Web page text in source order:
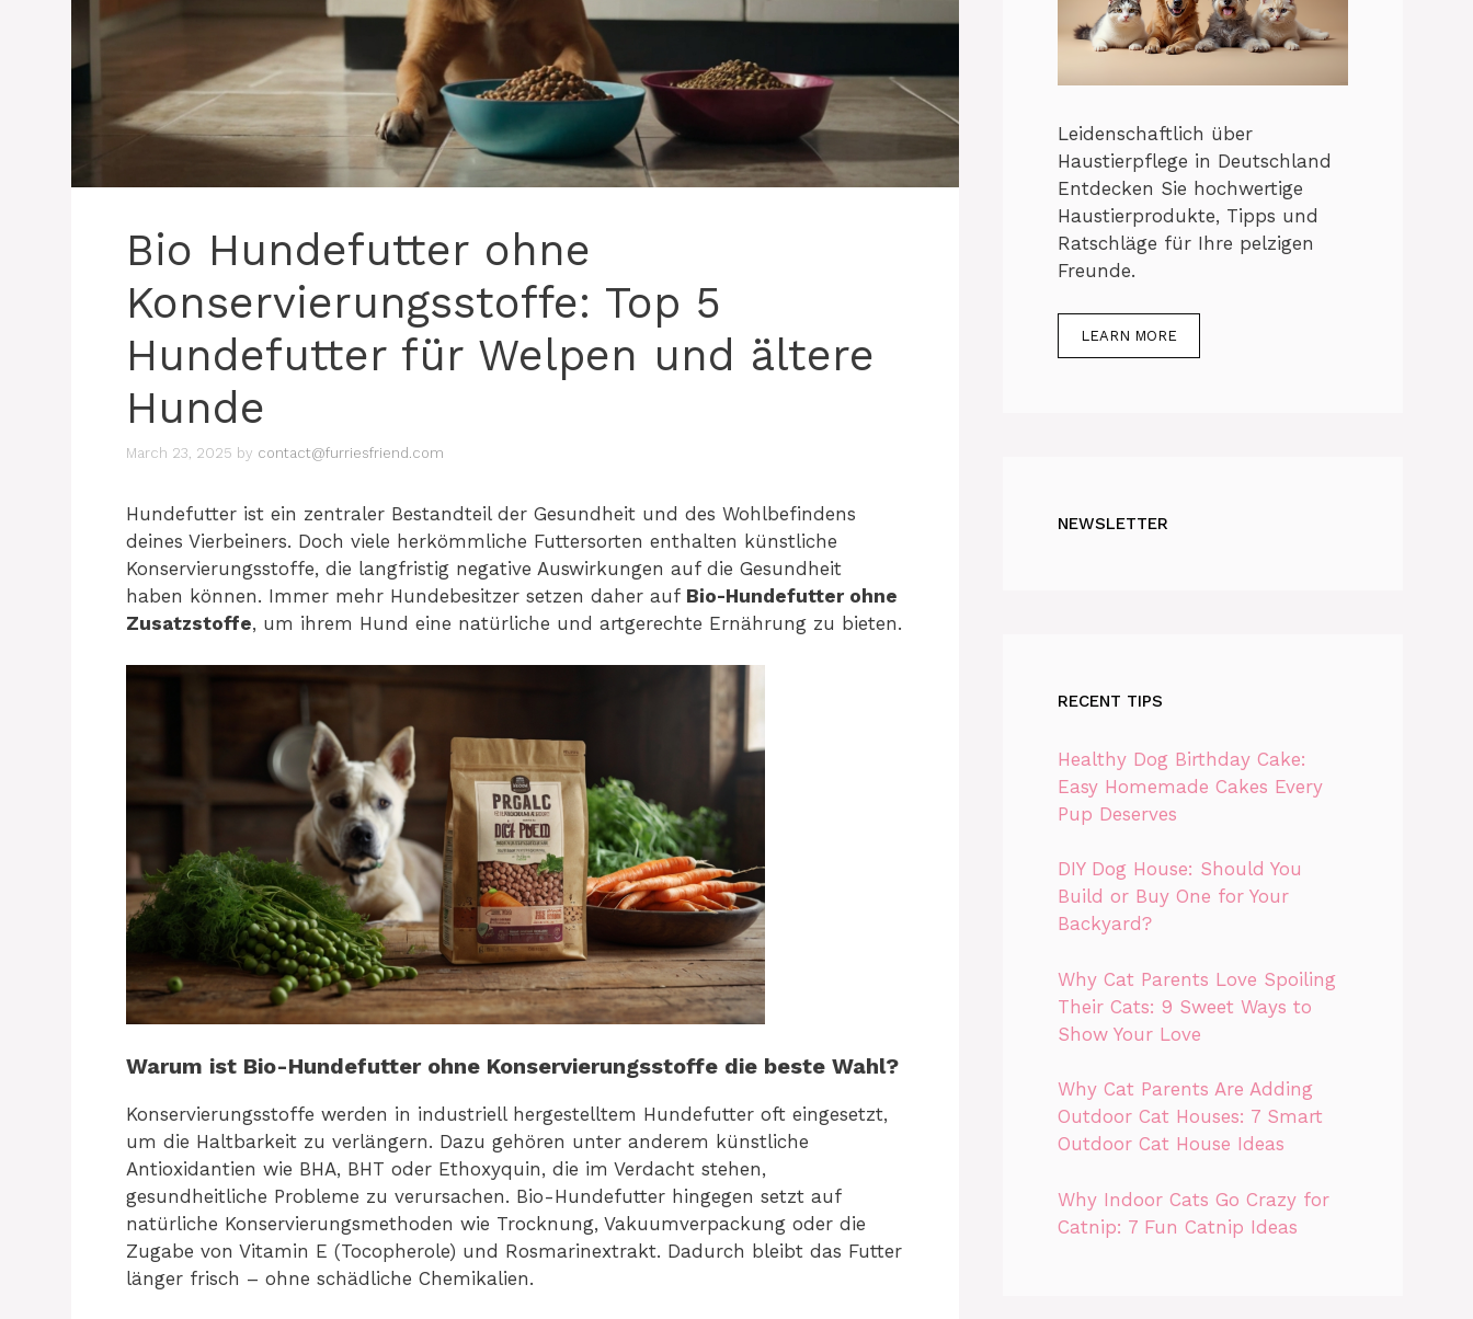
Bio Hundefutter ohne
Konservierungsstoffe: Top 5
Hundefutter für Welpen und ältere
Hunde
March 23, 2025 by contact@furriesfriend.com
Hundefutter ist ein zentraler Bestandteil der Gesundheit und des Wohlbefindens
deines Vierbeiners. Doch viele herkömmliche Futtersorten enthalten künstliche
Konservierungsstoffe, die langfristig negative Auswirkungen auf die Gesundheit
haben können. Immer mehr Hundebesitzer setzen daher auf Bio-Hundefutter ohne
Zusatzstoffe, um ihrem Hund eine natürliche und artgerechte Ernährung zu bieten.
Warum ist Bio-Hundefutter ohne Konservierungsstoffe die beste Wahl?
Konservierungsstoffe werden in industriell hergestelltem Hundefutter oft eingesetzt,
um die Haltbarkeit zu verlängern. Dazu gehören unter anderem künstliche
Antioxidantien wie BHA, BHT oder Ethoxyquin, die im Verdacht stehen,
gesundheitliche Probleme zu verursachen. Bio-Hundefutter hingegen setzt auf
natürliche Konservierungsmethoden wie Trocknung, Vakuumverpackung oder die
Zugabe von Vitamin E (Tocopherole) und Rosmarinextrakt. Dadurch bleibt das Futter
länger frisch – ohne schädliche Chemikalien.
Leidenschaftlich über
Haustierpflege in Deutschland
Entdecken Sie hochwertige
Haustierprodukte, Tipps und
Ratschläge für Ihre pelzigen
Freunde.
LEARN MORE
NEWSLETTER
RECENT TIPS
Healthy Dog Birthday Cake:
Easy Homemade Cakes Every
Pup Deserves
DIY Dog House: Should You
Build or Buy One for Your
Backyard?
Why Cat Parents Love Spoiling
Their Cats: 9 Sweet Ways to
Show Your Love
Why Cat Parents Are Adding
Outdoor Cat Houses: 7 Smart
Outdoor Cat House Ideas
Why Indoor Cats Go Crazy for
Catnip: 7 Fun Catnip Ideas